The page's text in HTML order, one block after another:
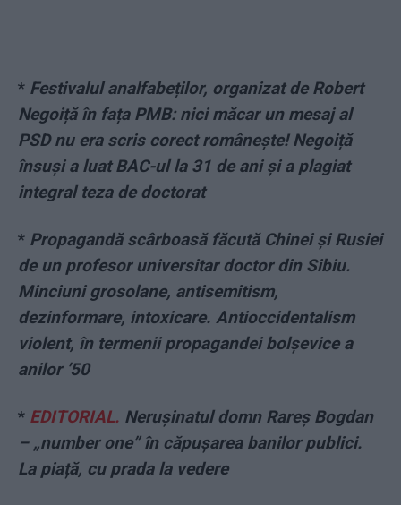
* Festivalul analfabeților, organizat de Robert
Negoiță în fața PMB: nici măcar un mesaj al
PSD nu era scris corect românește! Negoiță
însuși a luat BAC-ul la 31 de ani și a plagiat
integral teza de doctorat
* Propagandă scârboasă făcută Chinei și Rusiei
de un profesor universitar doctor din Sibiu.
Minciuni grosolane, antisemitism,
dezinformare, intoxicare. Antioccidentalism
violent, în termenii propagandei bolșevice a
anilor ’50
* EDITORIAL. Nerușinatul domn Rareș Bogdan
– „number one” în căpușarea banilor publici.
La piață, cu prada la vedere